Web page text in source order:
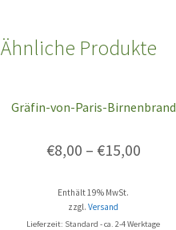
Ähnliche Produkte
Gräfin-von-Paris-Birnenbrand
€8,00 – €15,00
Enthält 19% MwSt.
zzgl.Versand
Lieferzeit: Standard - ca. 2-4 Werktage